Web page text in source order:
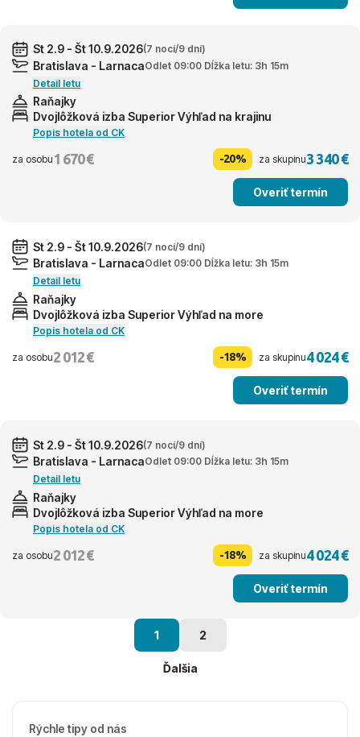
St 2.9 - Št 10.9.2026(7 nocí/9 dní)
Bratislava - LarnacaOdlet 09:00 Dĺžka letu: 3h 15m
Detail letu
Raňajky
Dvojlôžková izba Superior Výhľad na krajinu
Popis hotela od CK
za osobu 1 670 € -20% za skupinu3 340 €
Overiť termín
St 2.9 - Št 10.9.2026(7 nocí/9 dní)
Bratislava - LarnacaOdlet 09:00 Dĺžka letu: 3h 15m
Detail letu
Raňajky
Dvojlôžková izba Superior Výhľad na more
Popis hotela od CK
za osobu2 012 € -18% za skupinu4 024 €
Overiť termín
St 2.9 - Št 10.9.2026(7 nocí/9 dní)
Bratislava - LarnacaOdlet 09:00 Dĺžka letu: 3h 15m
Detail letu
Raňajky
Dvojlôžková izba Superior Výhľad na more
Popis hotela od CK
za osobu2 012 € -18% za skupinu4 024 €
Overiť termín
1 2
Ďalšia
Rýchle tipy od nás